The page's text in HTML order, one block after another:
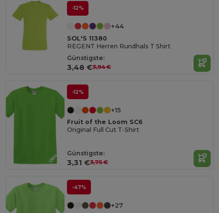
-12%
+44
SOL'S 11380
REGENT Herren Rundhals T Shirt
Günstigste:
3,48 €3,94 €
-12%
+15
Fruit of the Loom SC6
Original Full Cut T-Shirt
Günstigste:
3,31 €3,75 €
-47%
+27